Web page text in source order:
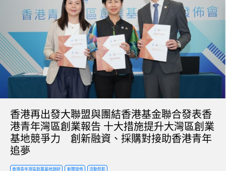
香港再出發大聯盟與團結香港基金聯合發表香
港青年灣區創業報告 十大措施提升大灣區創業
基地競爭力 創新融資、採購對接助香港青年
追夢
香港青年灣區創業基地調研 新聞發佈 活動剪影